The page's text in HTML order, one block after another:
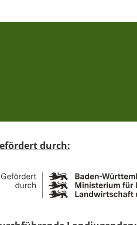
durch: